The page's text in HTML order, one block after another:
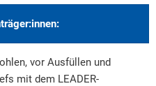
vor Ausfüllen und
mit dem LEADER-